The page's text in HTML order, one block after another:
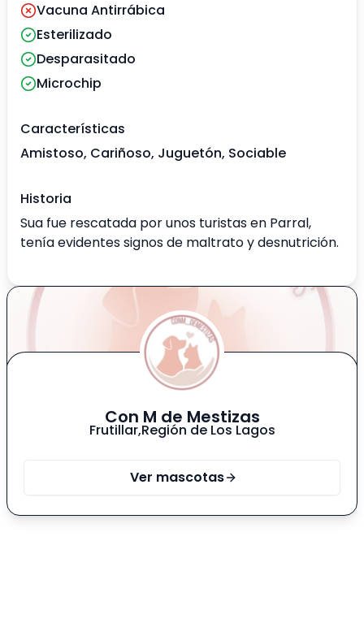
Vacuna Antirrábica
Esterilizado
Desparasitado
Microchip
Características
Amistoso, Cariñoso, Juguetón, Sociable
Historia
Sua fue rescatada por unos turistas en Parral,
tenía evidentes signos de maltrato y desnutrición.
Con M de Mestizas
Frutillar,Región de Los Lagos
Ver mascotas